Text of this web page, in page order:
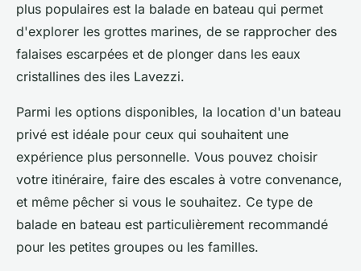
plus populaires est la balade en bateau qui permet
d'explorer les grottes marines, de se rapprocher des
falaises escarpées et de plonger dans les eaux
cristallines des iles Lavezzi.
Parmi les options disponibles, la location d'un bateau
privé est idéale pour ceux qui souhaitent une
expérience plus personnelle. Vous pouvez choisir
votre itinéraire, faire des escales à votre convenance,
et même pêcher si vous le souhaitez. Ce type de
balade en bateau est particulièrement recommandé
pour les petites groupes ou les familles.